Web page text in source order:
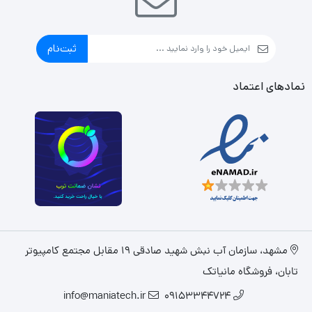
ثبت‌نام
نمادهای اعتماد
مشهد، سازمان آب نبش شهید صادقی 19 مقابل مجتمع کامپیوتر
تابان، فروشگاه مانیاتک
09153344724
info@maniatech.ir